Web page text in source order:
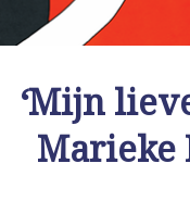
‘Mijn
Marieke